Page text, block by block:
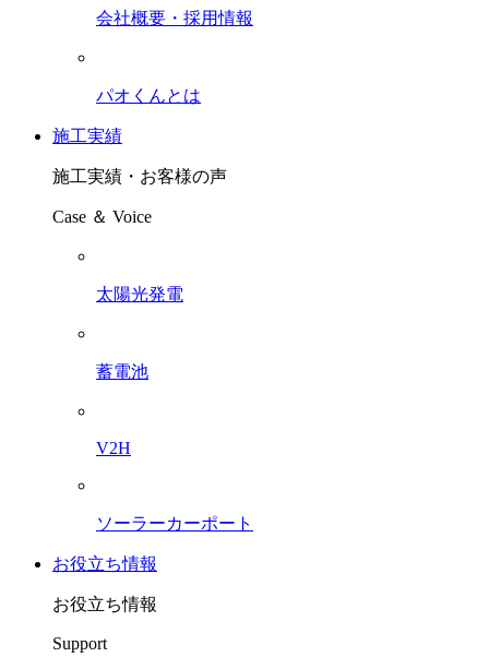
会社概要・採用情報
パオくんとは
施工実績
施工実績・お客様の声
Case ＆ Voice
太陽光発電
蓄電池
V2H
ソーラーカーポート
お役立ち情報
お役立ち情報
Support